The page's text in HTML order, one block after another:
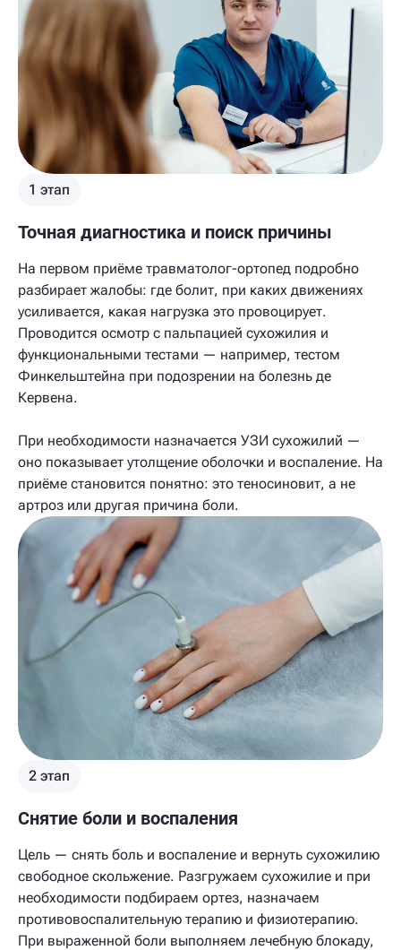
1 этап
Точная диагностика и поиск причины
На первом приёме травматолог-ортопед подробно
разбирает жалобы: где болит, при каких движениях
усиливается, какая нагрузка это провоцирует.
Проводится осмотр с пальпацией сухожилия и
функциональными тестами — например, тестом
Финкельштейна при подозрении на болезнь де
Кервена.
При необходимости назначается УЗИ сухожилий —
оно показывает утолщение оболочки и воспаление. На
приёме становится понятно: это теносиновит, а не
артроз или другая причина боли.
2 этап
Снятие боли и воспаления
Цель — снять боль и воспаление и вернуть сухожилию
свободное скольжение. Разгружаем сухожилие и при
необходимости подбираем ортез, назначаем
противовоспалительную терапию и физиотерапию.
При выраженной боли выполняем лечебную блокаду,